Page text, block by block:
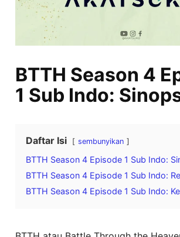
BTTH Season 4
1 Sub Indo:
Daftar Isi sembunyikan
BTTH Season 4 Episode 1 Sub Indo:
BTTH Season 4 Episode 1 Sub Indo:
BTTH Season 4 Episode 1 Sub Indo: